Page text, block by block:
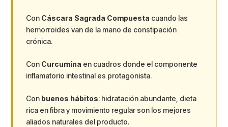
Con Cáscara Sagrada Compuesta cuando las
hemorroides van de la mano de constipación
crónica.
Con Curcumina en cuadros donde el componente
inflamatorio intestinal es protagonista.
Con buenos hábitos: hidratación abundante, dieta
rica en fibra y movimiento regular son los mejores
aliados naturales del producto.